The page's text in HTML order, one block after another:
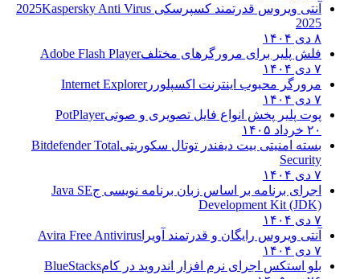
آنتی ویروس قدرتمند کسپرسکی 2025 Kaspersky Anti Virus
2025
۸ دی ۱۴۰۴
فلش پلیر برای مرورگرهای مختلفAdobe Flash Player
۷ دی ۱۴۰۴
مرورگر محبوب اینترنت اکسپلوررInternet Explorer
۷ دی ۱۴۰۴
پوت پلیر پخش انواع فایل تصویری و صوتیPotPlayer
۲۰ خرداد ۱۴۰۵
بسته امنیتی بیت دیفندر توتال سکوریتیBitdefender Total
Security
۷ دی ۱۴۰۴
اجرای برنامه بر اساس زبان برنامه نویسی جJava SE
Development Kit (JDK)
۷ دی ۱۴۰۴
آنتی ویروس رایگان و قدرتمند آویرا Avira Free Antivirus
۷ دی ۱۴۰۴
بلو استکس اجرای نرم افزار اندروید در کامBlueStacks